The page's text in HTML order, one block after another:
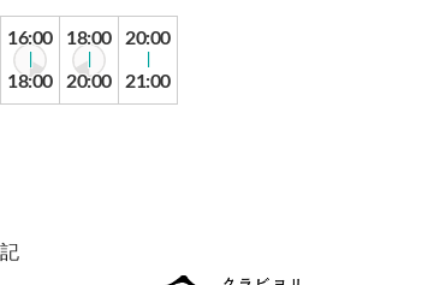
16:00
18:00
18:00
20:00
20:00
21:00